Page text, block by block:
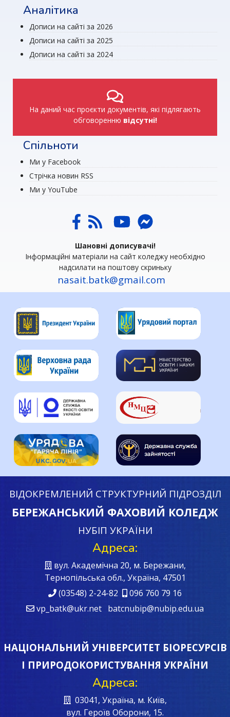
Аналітика
Дописи на сайті за 2026
Дописи на сайті за 2025
Дописи на сайті за 2024
На даний час проєкти документів, які підлягають
обговоренню відсутні!
Спільноти
Ми у Facebook
Стрічка новин RSS
Ми у YouTube
Шановні дописувачі!
Інформаційні матеріали на сайт коледжу необхідно
надсилати на поштову скриньку
nasait.batk@gmail.com
ВІДОКРЕМЛЕНИЙ СТРУКТУРНИЙ ПІДРОЗДІЛ
БЕРЕЖАНСЬКИЙ ФАХОВИЙ КОЛЕДЖ
НУБІП УКРАЇНИ
Адреса:
вул. Академічна 20, м. Бережани,
Тернопільська обл., Україна, 47501
(03548) 2-24-82
096 760 79 16
vp_batk@ukr.net batcnubip@nubip.edu.ua
НАЦІОНАЛЬНИЙ УНІВЕРСИТЕТ БІОРЕСУРСІВ
І ПРИРОДОКОРИСТУВАННЯ УКРАЇНИ
Адреса:
03041, Україна, м. Київ,
вул. Героїв Oборони, 15.